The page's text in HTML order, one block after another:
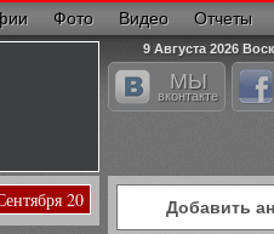
Фото Видео Отчеты
9 Августа 2026
МЫ
вконтакте
20 Добавить